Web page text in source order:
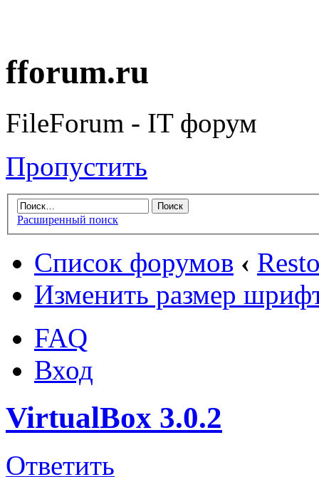
fforum.ru
FileForum - IT форум
Пропустить
Расширенный поиск
Список форумов ‹
Изменить размер
FAQ
Вход
VirtualBox 3.0.2
Ответить